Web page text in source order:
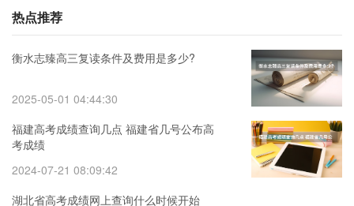
热点推荐
衡水志臻高三复读条件及费用是多少?
2025-05-01 04:44:30
福建高考成绩查询几点 福建省几号公布高
考成绩
2024-07-21 08:09:42
湖北省高考成绩网上查询什么时候开始